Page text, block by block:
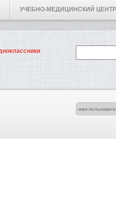
УЧЕБНО-МЕДИЦИНСКИЙ ЦЕНТР